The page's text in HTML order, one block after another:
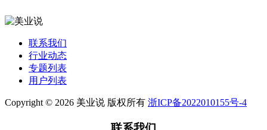
联系我们
行业动态
专题列表
用户列表
Copyright © 2026 美业说 版权所有 浙ICP备2022010155号-4